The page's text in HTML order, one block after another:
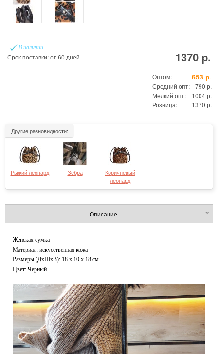
В наличии
Срок поставки: от 60 дней 1370 р.
Оптом: 653 р.
Средний опт:
790 р.
Мелкий опт:
1004 р.
Розница:
1370 р.
Другие разновидности:
Рыжий леопард Зебра
Коричневый
леопард
Описание
Женская сумка
Материал: искусственная кожа
Размеры (ДxШхВ): 18 x 10 x 18 см
Цвет: Черный